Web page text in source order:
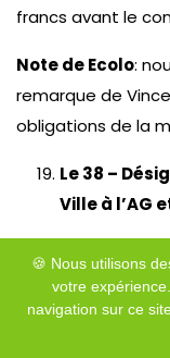
francs avant le
Note de Ecolo:
remarque de
obligations de la
Le 38 –
Ville à l’AG
Il y a lieu de
Flament, il est
Vérification
🍪 Nous utilisons
votre
navigation sur ce